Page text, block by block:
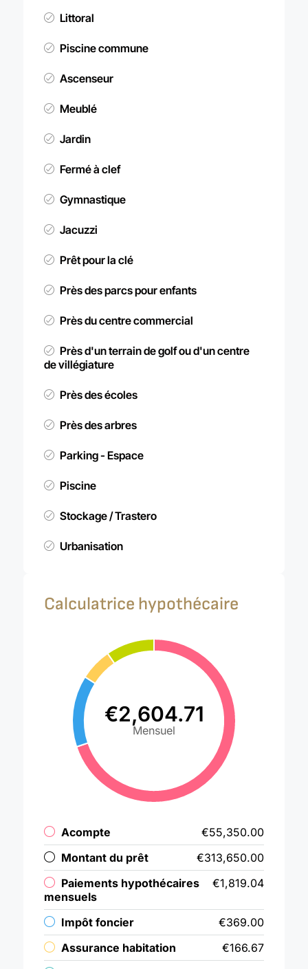
Littoral
Piscine commune
Ascenseur
Meublé
Jardin
Fermé à clef
Gymnastique
Jacuzzi
Prêt pour la clé
Près des parcs pour enfants
Près du centre commercial
Près d'un terrain de golf ou d'un centre
de villégiature
Près des écoles
Près des arbres
Parking - Espace
Piscine
Stockage / Trastero
Urbanisation
Calculatrice hypothécaire
€2,604.71
Mensuel
Acompte
€55,350.00
Montant du prêt
€313,650.00
Paiements hypothécaires
mensuels
€1,819.04
Impôt foncier
€369.00
Assurance habitation
€166.67